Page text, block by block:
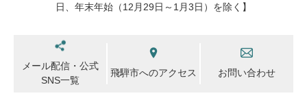
日、年末年始（12月29日～1月3日）を除く】
メール配信・公式
SNS一覧
飛騨市へのアクセス お問い合わせ